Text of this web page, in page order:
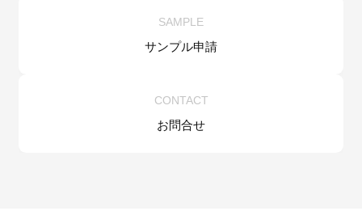
SAMPLE
サンプル申請
CONTACT
お問合せ